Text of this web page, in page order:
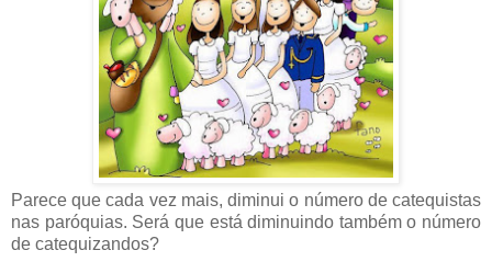
Parece que cada vez mais, diminui o número de catequistas
nas paróquias. Será que está diminuindo também o número
de catequizandos?